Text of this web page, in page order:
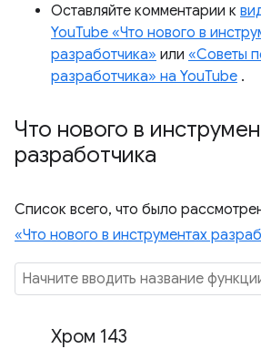
Оставляйте комментарии к
YouTube «Что нового в
разработчика» или «Советы
разработчика» на YouTube .
Что нового в
разработчика
Список всего, что было
«Что нового в инструментах
Хром 143